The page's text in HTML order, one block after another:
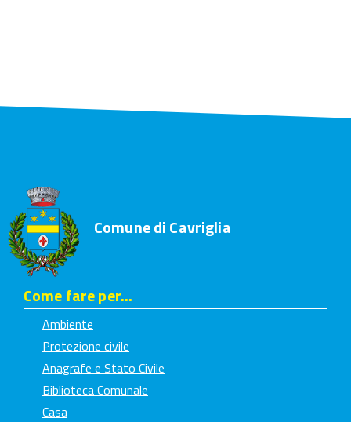
Comune di Cavriglia
Come fare per...
Ambiente
Protezione civile
Anagrafe e Stato Civile
Biblioteca Comunale
Casa